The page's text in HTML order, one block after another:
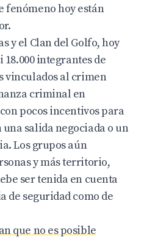
fenómeno hoy están
y el Clan del Golfo, hoy
integrantes de
vinculados al crimen
criminal en
pocos incentivos para
salida negociada o un
Los grupos aún
y más territorio,
ser tenida en cuenta
de seguridad como de
que no es posible